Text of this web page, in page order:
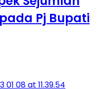
Pj Bupati